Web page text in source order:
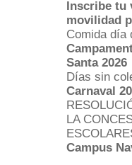
Inscribe tu
movilidad
Comida día
Santa 2026
Días sin
Carnaval
LA
Campus